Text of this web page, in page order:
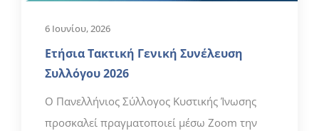
6 Ιουνίου, 2026
Ετήσια Τακτική Γενική Συνέλευση
Συλλόγου 2026
Ο Πανελλήνιος Σύλλογος Κυστικής Ίνωσης
προσκαλεί πραγματοποιεί μέσω Zoom την